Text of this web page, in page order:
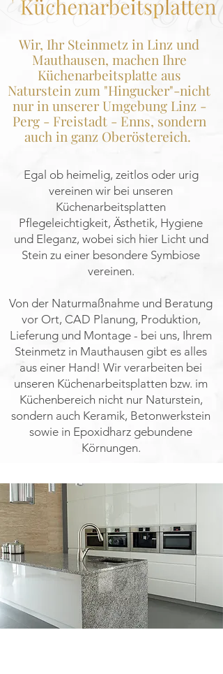
Wir, Ihr Steinmetz in Linz und
Mauthausen, machen Ihre
Küchenarbeitsplatte aus
Naturstein zum "Hingucker"-nicht
nur in unserer Umgebung Linz -
Perg - Freistadt - Enns, sondern
auch in ganz Oberöstereich.
Egal ob heimelig, zeitlos oder urig
vereinen wir bei unseren
Küchenarbeitsplatten
Pflegeleichtigkeit, Ästhetik, Hygiene
und Eleganz, wobei sich hier Licht und
Stein zu einer besondere Symbiose
vereinen.
Von der Naturmaßnahme und Beratung
vor Ort, CAD Planung, Produktion,
Lieferung und Montage - bei uns, Ihrem
Steinmetz in Mauthausen gibt es alles
aus einer Hand! Wir verarbeiten bei
unseren Küchenarbeitsplatten bzw. im
Küchenbereich nicht nur Naturstein,
sondern auch Keramik, Betonwerkstein
sowie in Epoxidharz gebundene
Körnungen.